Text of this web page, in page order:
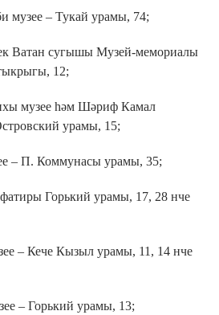
музее – Тукай урамы, 74;
Ватан сугышы Музей-мемориалы
12;
музее һәм Шәриф Камал
урамы, 15;
– П. Коммунасы урамы, 35;
Горький урамы, 17, 28 нче
– Кече Кызыл урамы, 11, 14 нче
– Горький урамы, 13;